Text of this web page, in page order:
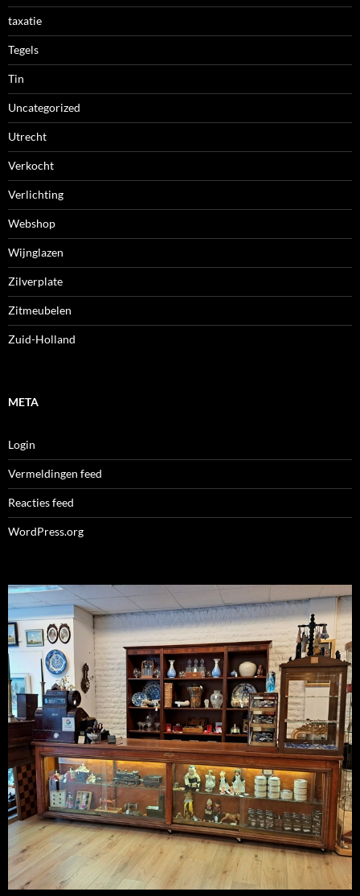
taxatie
Tegels
Tin
Uncategorized
Utrecht
Verkocht
Verlichting
Webshop
Wijnglazen
Zilverplate
Zitmeubelen
Zuid-Holland
META
Login
Vermeldingen feed
Reacties feed
WordPress.org